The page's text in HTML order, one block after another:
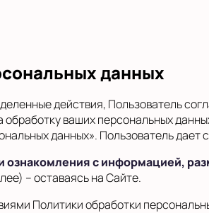
данных
действия, Пользователь
ваших персональных
данных». Пользователь
ознакомления с информацией,
– оставаясь на Сайте.
Политики обработки